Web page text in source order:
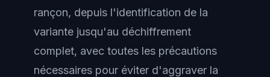
rançon, depuis l'identification de la
variante jusqu'au déchiffrement
complet, avec toutes les précautions
nécessaires pour éviter d'aggraver la